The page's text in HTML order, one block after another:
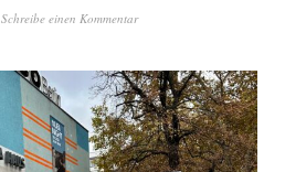
Schreibe einen Kommentar